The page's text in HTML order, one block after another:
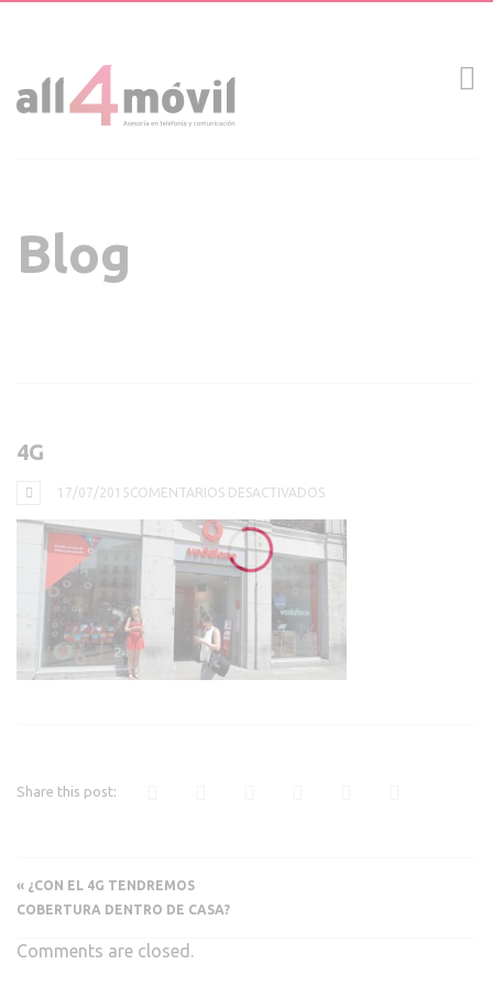
Blog
4G
17/07/2015COMENTARIOS DESACTIVADOSEN
Share this post:
« ¿CON EL 4G TENDREMOS
COBERTURA DENTRO DE CASA?
Comments are closed.